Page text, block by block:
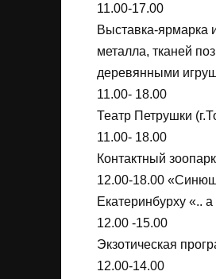
11.00-17.00
Выставка-ярмарка
металла, тканей
деревянными
11.00- 18.00
Театр Петрушки
11.00- 18.00
Контактный
12.00-18.00
Екатеринбурху «..
12.00 -15.00
Экзотическая
12.00-14.00